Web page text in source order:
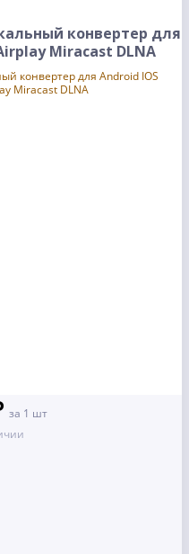
конвертер для
Miracast DLNA
за 1 шт